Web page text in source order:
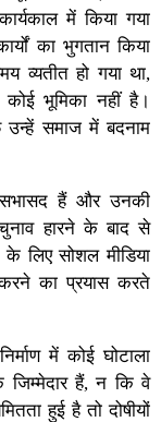
में किया गया
का भुगतान किया
व्यतीत हो गया था,
भूमिका नहीं है।
उन्हें समाज में बदनाम
सभासद हैं और उनकी
हारने के बाद से
लिए सोशल मीडिया
का प्रयास करते
में कोई घोटाला
हैं, न कि वे
हुई है तो दोषीयों